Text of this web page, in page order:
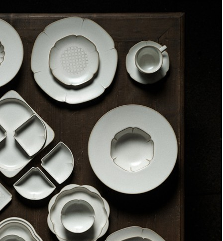
Сахарница sweet, 400 мл, белая (71265)
Быстрый просмотр
8 900
Набор бокалов для вина sheen, 540 мл, 4 шт. (73975)
Быстрый просмотр
8 900₽